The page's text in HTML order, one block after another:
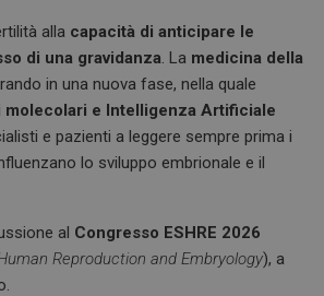
at
s
A
p
alla capacità di anticipare le
di una gravidanza. La medicina della
in una nuova fase, nella quale
molecolari e Intelligenza Artificiale
e pazienti a leggere sempre prima i
lo sviluppo embrionale e il
al Congresso ESHRE 2026
Reproduction and Embryology), a